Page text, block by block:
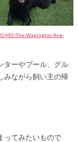
The-Wagington-five-
ターやプール、グル
みながら飼い主の帰
ってみたいもので